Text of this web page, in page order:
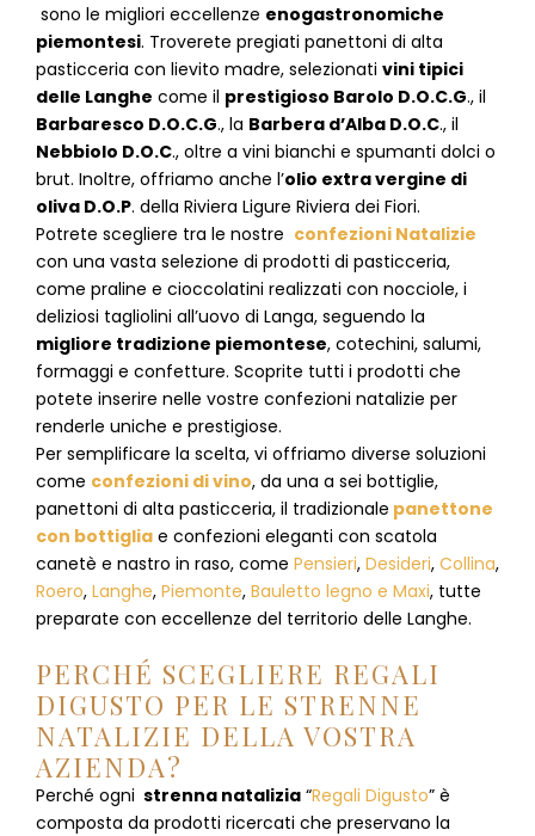
sono le migliori eccellenze enogastronomiche
piemontesi. Troverete pregiati panettoni di alta
pasticceria con lievito madre, selezionati vini tipici
delle Langhe come il prestigioso Barolo D.O.C.G., il
Barbaresco D.O.C.G., la Barbera d’Alba D.O.C., il
Nebbiolo D.O.C., oltre a vini bianchi e spumanti dolci o
brut. Inoltre, offriamo anche l’olio extra vergine di
oliva D.O.P. della Riviera Ligure Riviera dei Fiori.
Potrete scegliere tra le nostre confezioni Natalizie
con una vasta selezione di prodotti di pasticceria,
come praline e cioccolatini realizzati con nocciole, i
deliziosi tagliolini all’uovo di Langa, seguendo la
migliore tradizione piemontese, cotechini, salumi,
formaggi e confetture. Scoprite tutti i prodotti che
potete inserire nelle vostre confezioni natalizie per
renderle uniche e prestigiose.
Per semplificare la scelta, vi offriamo diverse soluzioni
come confezioni di vino, da una a sei bottiglie,
panettoni di alta pasticceria, il tradizionale panettone
con bottiglia e confezioni eleganti con scatola
canetè e nastro in raso, come Pensieri, Desideri, Collina,
Roero, Langhe, Piemonte, Bauletto legno e Maxi, tutte
preparate con eccellenze del territorio delle Langhe.
PERCHÉ SCEGLIERE REGALI
DIGUSTO PER LE STRENNE
NATALIZIE DELLA VOSTRA
AZIENDA?
Perché ogni strenna natalizia “Regali Digusto” è
composta da prodotti ricercati che preservano la